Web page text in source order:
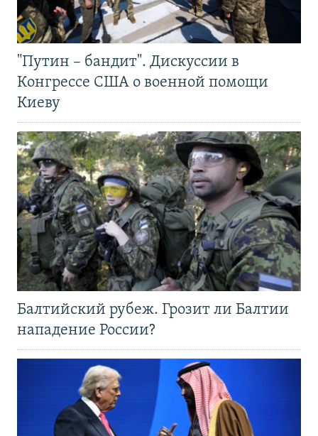
"Путин – бандит". Дискуссии в
Конгрессе США о военной помощи
Киеву
Балтийский рубеж. Грозит ли Балтии
нападение России?